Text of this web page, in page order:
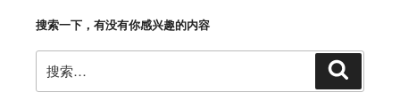
搜索一下，有没有你感兴趣的内容
搜
索：